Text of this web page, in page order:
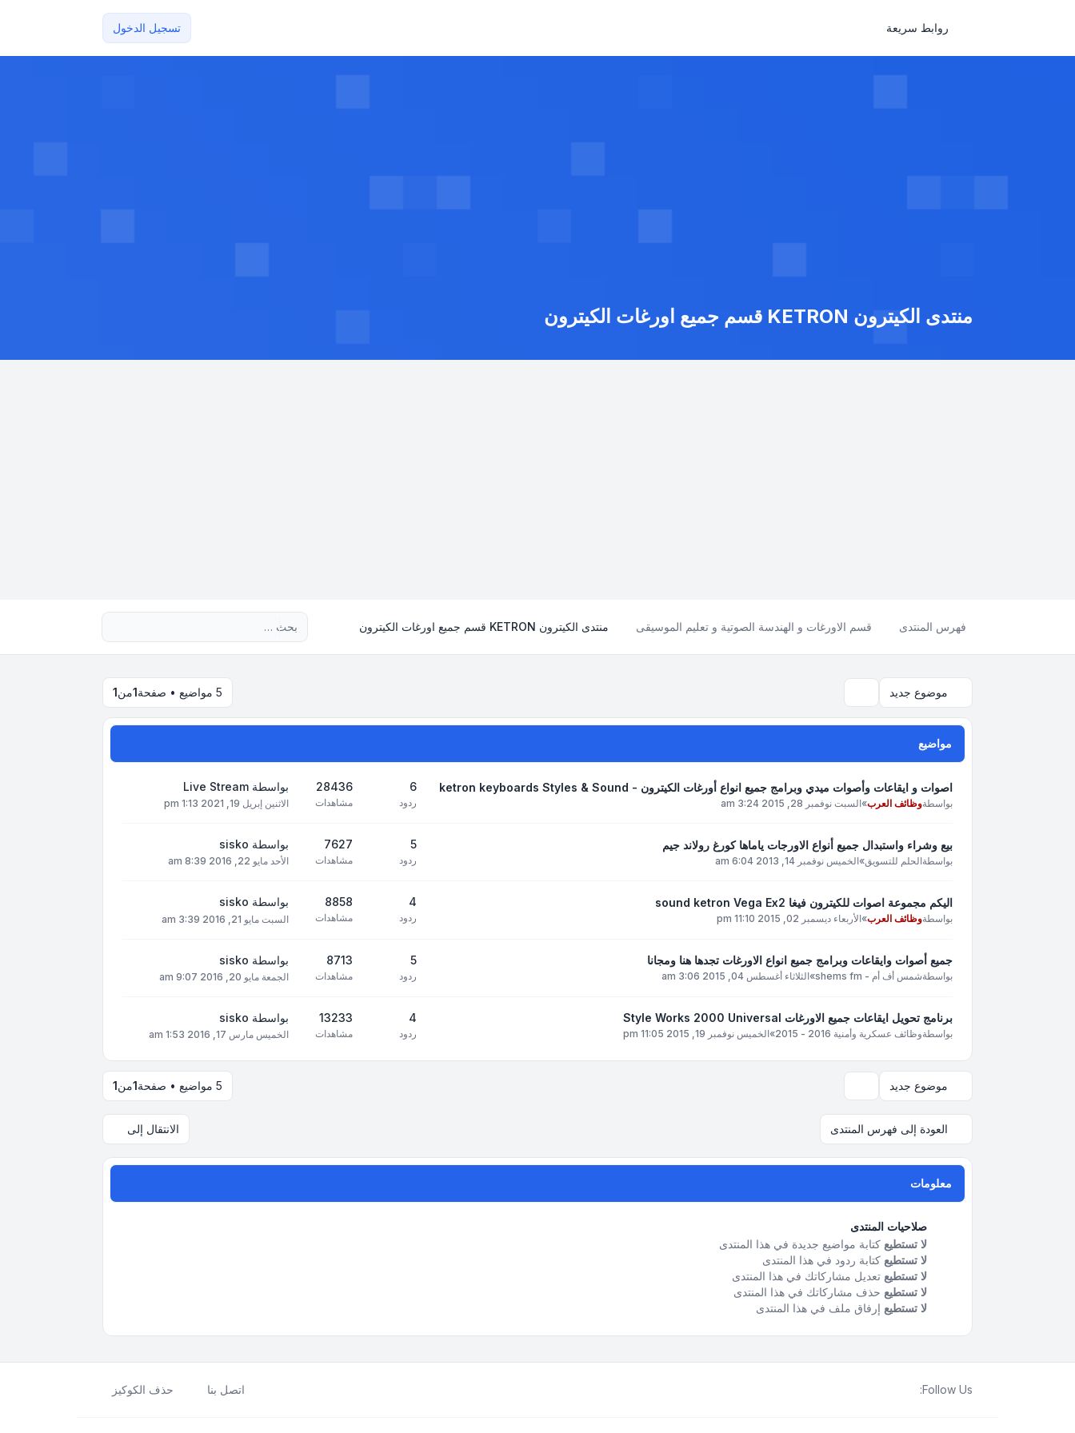
روابط سريعة تسجيل الدخول
منتدى الكيترون KETRON قسم جميع اورغات الكيترون
فهرس المنتدى قسم الاورغات و الهندسة الصوتية و تعليم الموسيقى منتدى الكيترون KETRON قسم جميع اورغات الكيترون
موضوع جديد 5 مواضيع • صفحة 1من1
مواضيع
اصوات و ايقاعات وأصوات ميدي وبرامج جميع انواع أورغات الكيترون - ketron keyboards Styles & Sound
بواسطةوظائف العرب»السبت نوفمبر 28, 2015 3:24 am
6
ردود
28436
مشاهدات
بواسطة Live Stream
الاثنين إبريل 19, 2021 1:13 pm
بيع وشراء واستبدال جميع أنواع الاورجات ياماها كورغ رولاند جيم
بواسطةالحلم للتسويق»الخميس نوفمبر 14, 2013 6:04 am
5
ردود
7627
مشاهدات
بواسطة sisko
الأحد مايو 22, 2016 8:39 am
اليكم مجموعة اصوات للكيترون فيغا sound ketron Vega Ex2
بواسطةوظائف العرب»الأربعاء ديسمبر 02, 2015 11:10 pm
4
ردود
8858
مشاهدات
بواسطة sisko
السبت مايو 21, 2016 3:39 am
جميع أصوات وايقاعات وبرامج جميع انواع الاورغات تجدها هنا ومجانا
بواسطةشمس أف أم - shems fm »الثلاثاء أغسطس 04, 2015 3:06 am
5
ردود
8713
مشاهدات
بواسطة sisko
الجمعة مايو 20, 2016 9:07 am
برنامج تحويل ايقاعات جميع الاورغات Style Works 2000 Universal
بواسطةوظائف عسكرية وأمنية 2016 - 2015 »الخميس نوفمبر 19, 2015 11:05 pm
4
ردود
13233
مشاهدات
بواسطة sisko
الخميس مارس 17, 2016 1:53 am
موضوع جديد 5 مواضيع • صفحة 1من1
العودة إلى فهرس المنتدى الانتقال إلى
معلومات
صلاحيات المنتدى
لا تستطيع كتابة مواضيع جديدة في هذا المنتدى
لا تستطيع كتابة ردود في هذا المنتدى
لا تستطيع تعديل مشاركاتك في هذا المنتدى
لا تستطيع حذف مشاركاتك في هذا المنتدى
لا تستطيع إرفاق ملف في هذا المنتدى
Follow Us: اتصل بنا حذف الكوكيز